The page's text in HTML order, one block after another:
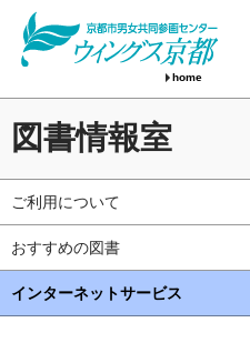
home
図書情報室
ご利用について
おすすめの図書
インターネットサービス